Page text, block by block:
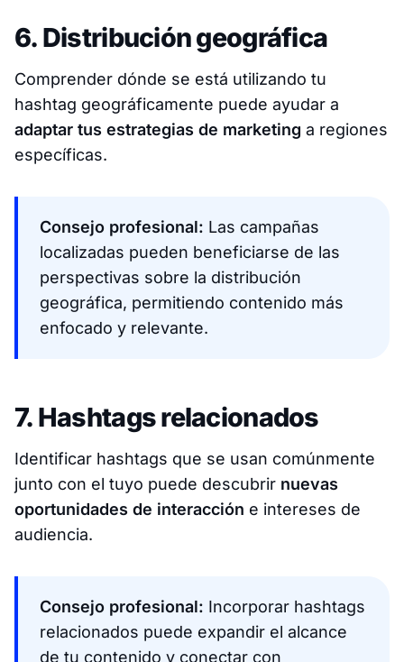
6. Distribución geográfica
Comprender dónde se está utilizando tu
hashtag geográficamente puede ayudar a
adaptar tus estrategias de marketing a regiones
específicas.
Consejo profesional: Las campañas
localizadas pueden beneficiarse de las
perspectivas sobre la distribución
geográfica, permitiendo contenido más
enfocado y relevante.​
7. Hashtags relacionados
Identificar hashtags que se usan comúnmente
junto con el tuyo puede descubrir nuevas
oportunidades de interacción e intereses de
audiencia.
Consejo profesional: Incorporar hashtags
relacionados puede expandir el alcance
de tu contenido y conectar con